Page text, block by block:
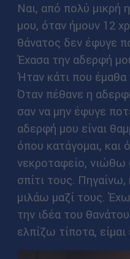
Ναι, από πολύ μικρή
μου, όταν ήμουν 12
θάνατος δεν έφυγε
Έχασα την αδερφή
Ήταν κάτι που
Όταν πέθανε η
σαν να μην έφυγε
αδερφή μου είναι
όπου κατάγομαι, και
νεκροταφείο, νιώθω
σπίτι τους.
μιλάω μαζί τους.
την ιδέα του
ελπίζω τίποτα,